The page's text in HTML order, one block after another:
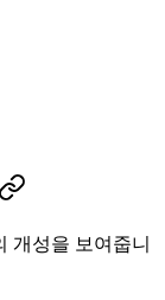
개성을 보여줍니